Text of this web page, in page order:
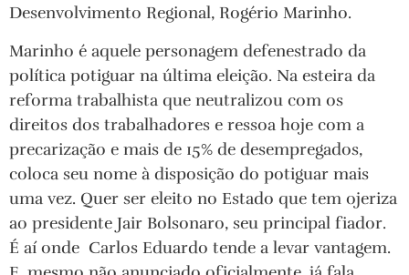
Desenvolvimento Regional, Rogério Marinho.
Marinho é aquele personagem defenestrado da
política potiguar na última eleição. Na esteira da
reforma trabalhista que neutralizou com os
direitos dos trabalhadores e ressoa hoje com a
precarização e mais de 15% de desempregados,
coloca seu nome à disposição do potiguar mais
uma vez. Quer ser eleito no Estado que tem ojeriza
ao presidente Jair Bolsonaro, seu principal fiador.
É aí onde Carlos Eduardo tende a levar vantagem.